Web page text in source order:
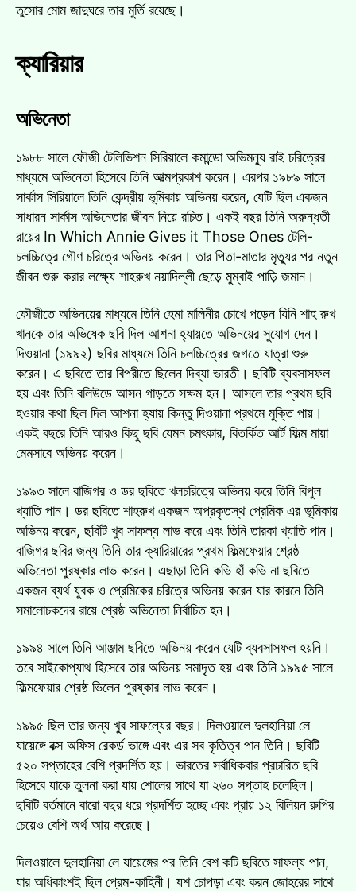
তুসোর মোম জাদুঘরে তার মুর্তি রয়েছে।
ক্যারিয়ার
অভিনেতা
১৯৮৮ সালে ফৌজী টেলিভিশন সিরিয়ালে কমান্ডো অভিমন্যু রাই চরিত্রের
মাধ্যমে অভিনেতা হিসেবে তিনি আত্মপ্রকাশ করেন। এরপর ১৯৮৯ সালে
সার্কাস সিরিয়ালে তিনি কেন্দ্রীয় ভূমিকায় অভিনয় করেন, যেটি ছিল একজন
সাধারন সার্কাস অভিনেতার জীবন নিয়ে রচিত। একই বছর তিনি অরুন্ধতী
রায়ের In Which Annie Gives it Those Ones টেলি-
চলচ্চিত্রে গৌণ চরিত্রে অভিনয় করেন। তার পিতা-মাতার মৃত্যুর পর নতুন
জীবন শুরু করার লক্ষ্যে শাহরুখ নয়াদিল্লী ছেড়ে মুম্বাই পাড়ি জমান।
ফৌজীতে অভিনয়ের মাধ্যমে তিনি হেমা মালিনীর চোখে পড়েন যিনি শাহ রুখ
খানকে তার অভিষেক ছবি দিল আশনা হ্যায়তে অভিনয়ের সুযোগ দেন।
দিওয়ানা (১৯৯২) ছবির মাধ্যমে তিনি চলচ্চিত্রের জগতে যাত্রা শুরু
করেন। এ ছবিতে তার বিপরীতে ছিলেন দিব্যা ভারতী। ছবিটি ব্যবসাসফল
হয় এবং তিনি বলিউডে আসন গাড়তে সক্ষম হন। আসলে তার প্রথম ছবি
হওয়ার কথা ছিল দিল আশনা হ্যায় কিন্তু দিওয়ানা প্রথমে মুক্তি পায়।
একই বছরে তিনি আরও কিছু ছবি যেমন চমৎকার, বিতর্কিত আর্ট ফিল্ম মায়া
মেমসাবে অভিনয় করেন।
১৯৯৩ সালে বাজিগর ও ডর ছবিতে খলচরিত্রে অভিনয় করে তিনি বিপুল
খ্যাতি পান। ডর ছবিতে শাহরুখ একজন অপ্রকৃতস্থ প্রেমিক এর ভূমিকায়
অভিনয় করেন, ছবিটি খুব সাফল্য লাভ করে এবং তিনি তারকা খ্যাতি পান।
বাজিগর ছবির জন্য তিনি তার ক্যারিয়ারের প্রথম ফিল্মফেয়ার শ্রেষ্ঠ
অভিনেতা পুরষ্কার লাভ করেন। এছাড়া তিনি কভি হাঁ কভি না ছবিতে
একজন ব্যর্থ যুবক ও প্রেমিকের চরিত্রে অভিনয় করেন যার কারনে তিনি
সমালোচকদের রায়ে শ্রেষ্ঠ অভিনেতা নির্বাচিত হন।
১৯৯৪ সালে তিনি আঞ্জাম ছবিতে অভিনয় করেন যেটি ব্যবসাসফল হয়নি।
তবে সাইকোপ্যাথ হিসেবে তার অভিনয় সমাদৃত হয় এবং তিনি ১৯৯৫ সালে
ফিল্মফেয়ার শ্রেষ্ঠ ভিলেন পুরষ্কার লাভ করেন।
১৯৯৫ ছিল তার জন্য খুব সাফল্যের বছর। দিলওয়ালে দুলহানিয়া লে
যায়েঙ্গে বক্স অফিস রেকর্ড ভাঙ্গে এবং এর সব কৃতিত্ব পান তিনি। ছবিটি
৫২০ সপ্তাহের বেশি প্রদর্শিত হয়। ভারতের সর্বাধিকবার প্রচারিত ছবি
হিসেবে যাকে তুলনা করা যায় শোলের সাথে যা ২৬০ সপ্তাহ চলেছিল।
ছবিটি বর্তমানে বারো বছর ধরে প্রদর্শিত হচ্ছে এবং প্রায় ১২ বিলিয়ন রুপির
চেয়েও বেশি অর্থ আয় করেছে।
দিলওয়ালে দুলহানিয়া লে যায়েঙ্গের পর তিনি বেশ কটি ছবিতে সাফল্য পান,
যার অধিকাংশই ছিল প্রেম-কাহিনী। যশ চোপড়া এবং করন জোহরের সাথে